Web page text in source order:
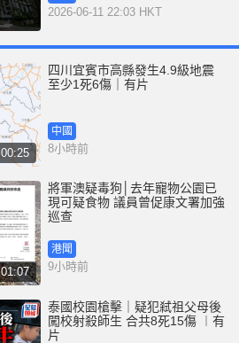
2026-06-11 22:03 HKT
00:25
四川宜賓市高縣發生4.9級地震
至少1死6傷｜有片
中國
8小時前
01:07
將軍澳疑毒狗│去年寵物公園已
現可疑食物 議員曾促康文署加強
巡查
港聞
9小時前
泰國校園槍擊｜疑犯弒祖父母後
闖校射殺師生 合共8死15傷 ︱有
片